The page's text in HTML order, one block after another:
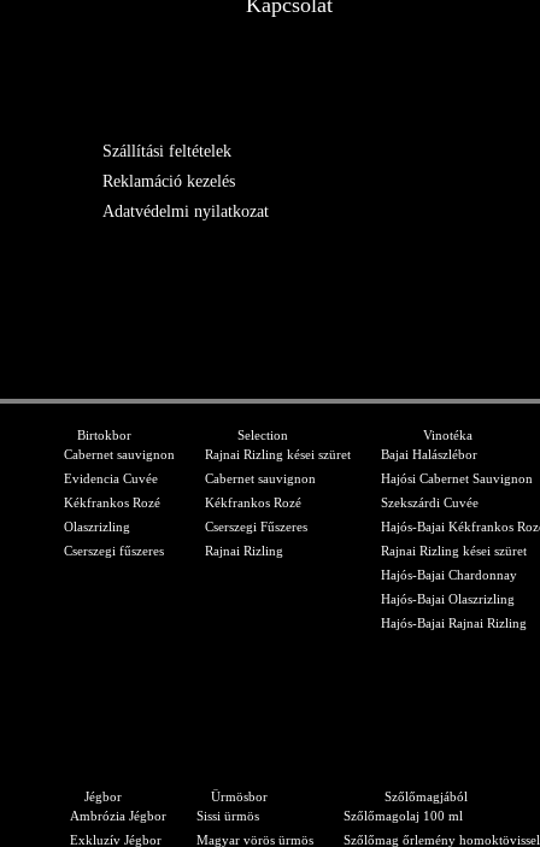
Kapcsolat
Szállítási feltételek
Reklamáció kezelés
Adatvédelmi nyilatkozat
Birtokbor
Cabernet sauvignon
Evidencia Cuvée
Kékfrankos Rozé
Olaszrizling
Cserszegi fűszeres
Selection
Rajnai Rizling kései szüret
Cabernet sauvignon
Kékfrankos Rozé
Cserszegi Fűszeres
Rajnai Rizling
Vinotéka
Bajai Halászlébor
Hajósi Cabernet Sauvignon
Szekszárdi Cuvée
Hajós-Bajai Kékfrankos
Rajnai Rizling kései szüret
Hajós-Bajai Chardonnay
Hajós-Bajai Olaszrizling
Hajós-Bajai Rajnai Rizling
Jégbor
Ambrózia Jégbor
Exkluzív Jégbor
Ürmösbor
Sissi ürmös
Magyar vörös ürmös
Szőlőmagjából
Szőlőmagolaj 100 ml
Szőlőmag őrlemény homoktövissel